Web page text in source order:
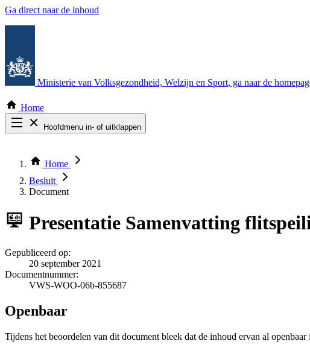
Ga direct naar de inhoud
Ministerie van Volksgezondheid, Welzijn en Sport, ga naar de
Home
Hoofdmenu in- of uitklappen
Thema COVID-19
Bekijk per bestuursorgaan
Home
Besluit
Document
Presentatie Samenvatting
Gepubliceerd op:
20 september 2021
Documentnummer:
VWS-WOO-06b-855687
Openbaar
Tijdens het beoordelen van dit document bleek dat de inhoud ervan al